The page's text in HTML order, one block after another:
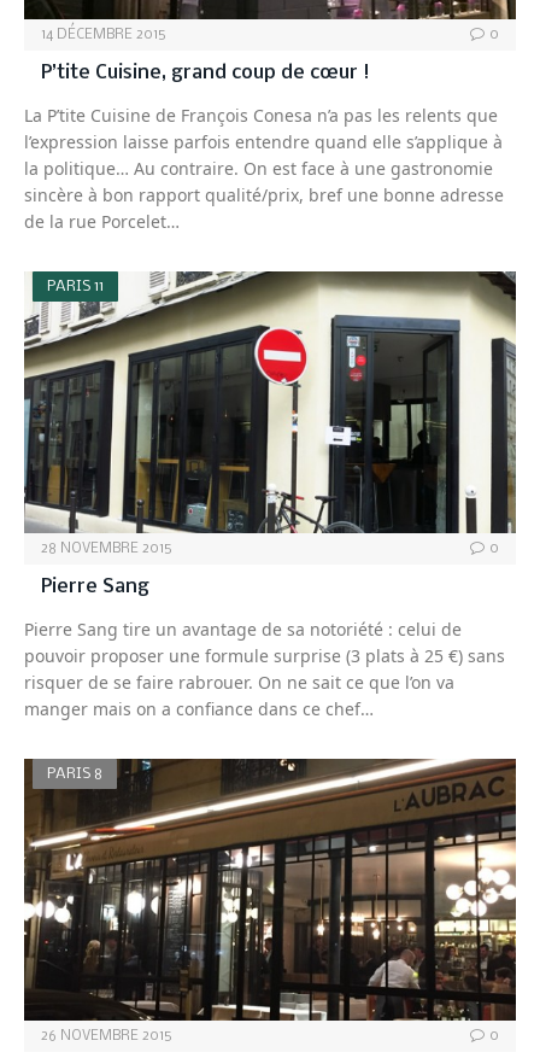
14 DÉCEMBRE 2015 0
P’tite Cuisine, grand coup de cœur !
La P’tite Cuisine de François Conesa n’a pas les relents que
l’expression laisse parfois entendre quand elle s’applique à
la politique… Au contraire. On est face à une gastronomie
sincère à bon rapport qualité/prix, bref une bonne adresse
de la rue Porcelet…
PARIS 11
28 NOVEMBRE 2015 0
Pierre Sang
Pierre Sang tire un avantage de sa notoriété : celui de
pouvoir proposer une formule surprise (3 plats à 25 €) sans
risquer de se faire rabrouer. On ne sait ce que l’on va
manger mais on a confiance dans ce chef…
PARIS 8
26 NOVEMBRE 2015 0